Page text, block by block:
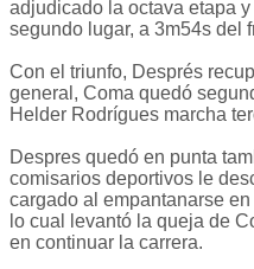
adjudicado la octava etapa
segundo lugar, a 3m54s del
Con el triunfo, Després
general, Coma quedó
Helder Rodrígues marcha
Despres quedó en punta
comisarios deportivos le
cargado al empantanarse
lo cual levantó la queja de
en continuar la carrera.